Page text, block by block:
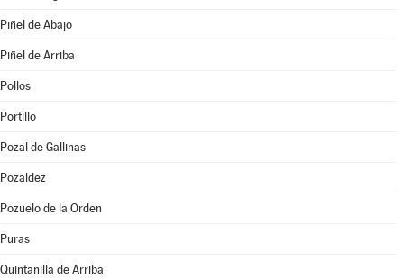
Piñel de Abajo
Piñel de Arriba
Pollos
Portillo
Pozal de Gallinas
Pozaldez
Pozuelo de la Orden
Puras
Quintanilla de Arriba